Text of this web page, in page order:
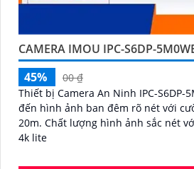
CAMERA IMOU IPC-S6DP-
45%
00 ₫
Thiết bị Camera An Ninh IPC-S6DP-
đến hình ảnh ban đêm rõ nét với
20m. Chất lượng hình ảnh sắc nét với độ phân giải Ultra
4k lite